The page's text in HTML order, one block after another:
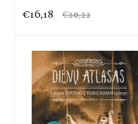
€16,18 €20,22